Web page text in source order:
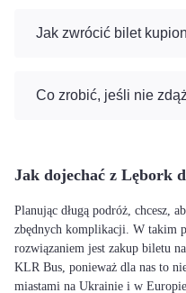
Jak zwrócić bilet
Co zrobić, jeśli nie
Jak dojechać z Lębork
Planując długą podróż, chcesz,
zbędnych komplikacji. W takim
rozwiązaniem jest zakup biletu
KLR Bus, ponieważ dla nas to
miastami na Ukrainie i w